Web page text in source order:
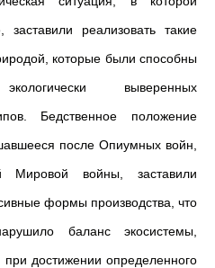
реализовать такие
которые были способны
выверенных
Бедственное положение
после Опиумных войн,
войны, заставили
формы производства, что
баланс экосистемы,
достижении определенного